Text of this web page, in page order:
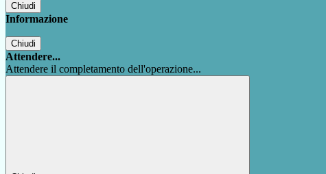
Chiudi
Informazione
Chiudi
Attendere...
Attendere il completamento dell'operazione...